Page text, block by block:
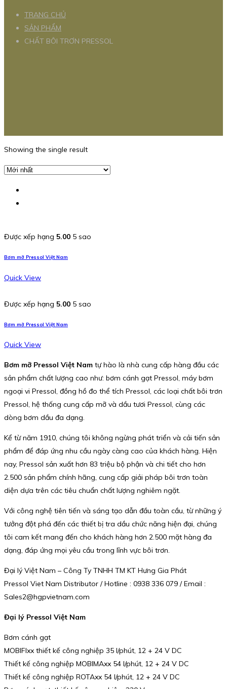
TRANG CHỦ
SẢN PHẨM
CHẤT BÔI TRƠN PRESSOL
Showing the single result
Được xếp hạng 5.00 5 sao
Bơm mỡ Pressol Việt Nam
Quick View
Được xếp hạng 5.00 5 sao
Bơm mỡ Pressol Việt Nam
Quick View
Bơm mỡ Pressol Việt Nam tự hào là nhà cung cấp hàng đầu các
sản phẩm chất lượng cao như: bơm cánh gạt Pressol, máy bơm
ngoại vi Pressol, đồng hồ đo thể tích Pressol, các loại chất bôi trơn
Pressol, hệ thống cung cấp mỡ và dầu tươi Pressol, cùng các
dòng bơm dầu đa dạng.
Kể từ năm 1910, chúng tôi không ngừng phát triển và cải tiến sản
phẩm để đáp ứng nhu cầu ngày càng cao của khách hàng. Hiện
nay, Pressol sản xuất hơn 83 triệu bộ phận và chi tiết cho hơn
2.500 sản phẩm chính hãng, cung cấp giải pháp bôi trơn toàn
diện dựa trên các tiêu chuẩn chất lượng nghiêm ngặt.
Với công nghệ tiên tiến và sáng tạo dẫn đầu toàn cầu, từ những ý
tưởng đột phá đến các thiết bị tra dầu chức năng hiện đại, chúng
tôi cam kết mang đến cho khách hàng hơn 2.500 mặt hàng đa
dạng, đáp ứng mọi yêu cầu trong lĩnh vực bôi trơn.
Đại lý Việt Nam – Công Ty TNHH TM KT Hưng Gia Phát
Pressol Viet Nam Distributor / Hotline : 0938 336 079 / Email :
Sales2@hgpvietnam.com
Đại lý Pressol Việt Nam
Bơm cánh gạt
MOBIFIxx thiết kế công nghiệp 35 l/phút, 12 + 24 V DC
Thiết kế công nghiệp MOBIMAxx 54 l/phút, 12 + 24 V DC
Thiết kế công nghiệp ROTAxx 54 l/phút, 12 + 24 V DC